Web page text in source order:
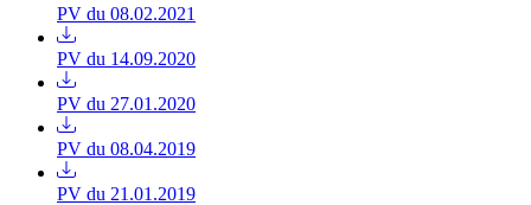
PV du 08.02.2021
PV du 14.09.2020
PV du 27.01.2020
PV du 08.04.2019
PV du 21.01.2019